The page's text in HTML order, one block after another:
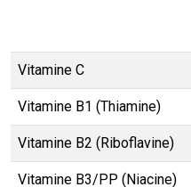
Vitamine C
Vitamine B1 (Thiamine)
Vitamine B2 (Riboflavine)
Vitamine B3/PP (Niacine)